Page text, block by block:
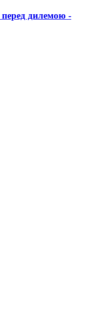
перед дилемою -